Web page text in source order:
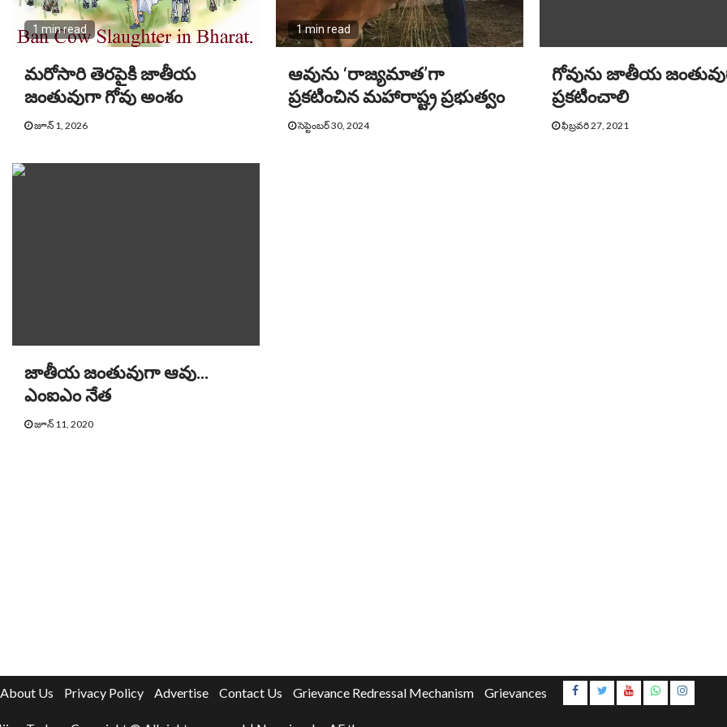
1 min read
మరోసారి తెరపైకి జాతీయ
జంతువుగా గోవు అంశం
జూన్ 1, 2026
1 min read
ఆవును ‘రాజ్యమాత’గా
ప్రకటించిన మహారాష్ట్ర ప్రభుత్వం
సెప్టెంబర్ 30, 2024
గోవును జాతీయ
ప్రకటించాలి
ఫిబ్రవరి 27, 2021
జాతీయ జంతువుగా ఆవు…
ఎంఐఎం నేత
జూన్ 11, 2020
About Us Privacy Policy Advertise Contact Us Grievance Redressal Mechanism Grievances